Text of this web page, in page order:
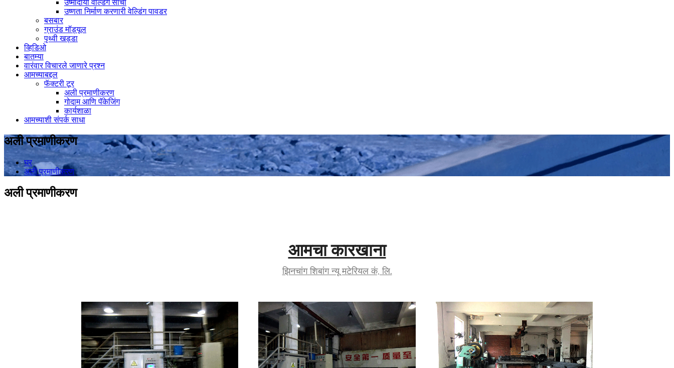
उष्मादायी वेल्डिंग साचा
उष्णता निर्माण करणारी वेल्डिंग पावडर
बसबार
ग्राउंड मॉड्यूल
पृथ्वी खड्डा
व्हिडिओ
बातम्या
वारंवार विचारले जाणारे प्रश्न
आमच्याबद्दल
फॅक्टरी टूर
अली प्रमाणीकरण
गोदाम आणि पॅकेजिंग
कार्यशाळा
आमच्याशी संपर्क साधा
अली प्रमाणीकरण
घर
अली प्रमाणीकरण
अली प्रमाणीकरण
आमचा कारखाना
झिनचांग शिबांग न्यू मटेरियल कं, लि.